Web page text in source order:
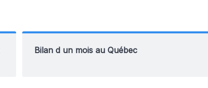
Bilan d un mois au Québec